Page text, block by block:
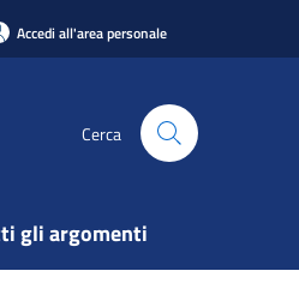
Accedi all'area personale
Cerca
gli argomenti